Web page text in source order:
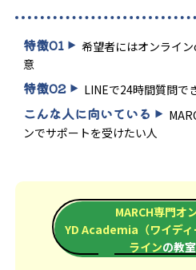
特徴01
希望者にはオンライ
意
特徴02 LINEで24時間質問で
こんな人に向いている
ンでサポートを受けたい人
MARCH専門オ
YD Academia（ワイディ
ラインの教